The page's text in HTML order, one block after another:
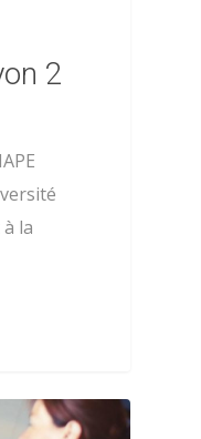
2
la
Les précédents
Les formations